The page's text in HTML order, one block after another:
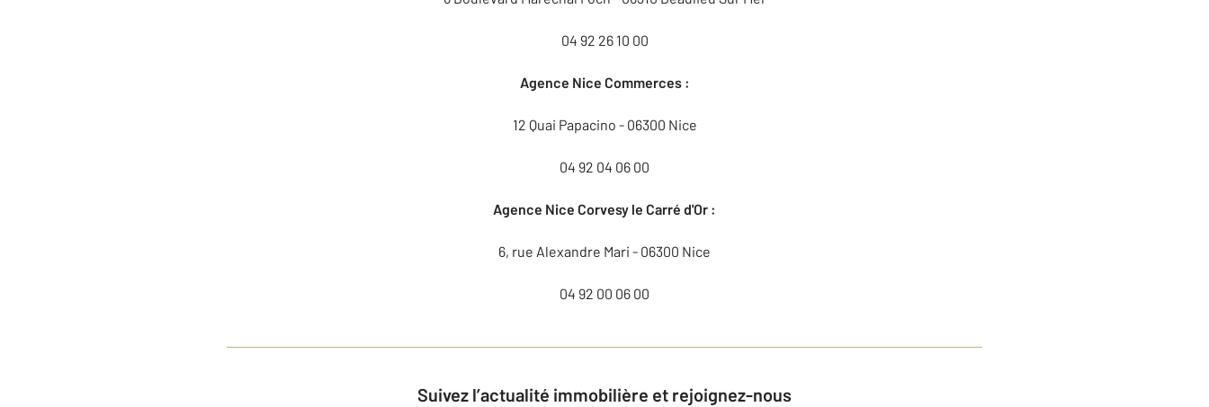
04 92 26 10 00
Agence Nice Commerces :
12 Quai Papacino - 06300 Nice
04 92 04 06 00
Agence Nice Corvesy le Carré d'Or :
6, rue Alexandre Mari - 06300 Nice
04 92 00 06 00
Suivez l’actualité immobilière et rejoignez-nous